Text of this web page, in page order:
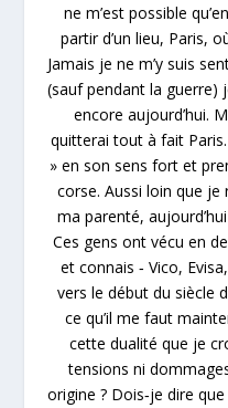
ne m’est possible
partir d’un lieu, Paris,
Jamais je ne m’y suis
(sauf pendant la guerre)
encore aujourd’hui.
quitterai tout à fait
» en son sens fort et
corse. Aussi loin que
ma parenté,
Ces gens ont vécu en
et connais ‑ Vico,
vers le début du siècle
ce qu’il me faut
cette dualité que je
tensions ni
origine ? Dois‑je dire